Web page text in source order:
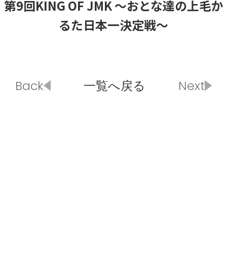
第9回KING OF JMK ～おとな達の上毛か
るた日本一決定戦～
Back 一覧へ戻る Next